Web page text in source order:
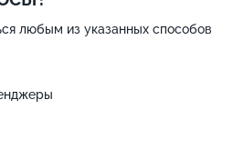
любым из указанных способов